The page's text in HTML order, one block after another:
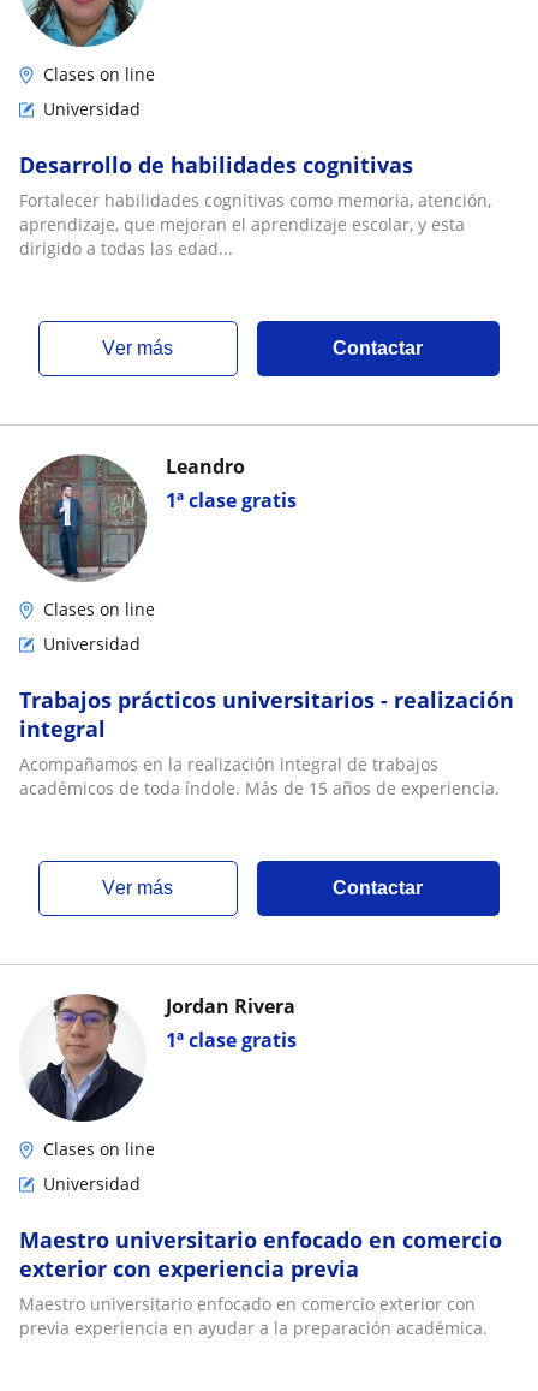
Clases on line
Universidad
Desarrollo de habilidades cognitivas
Fortalecer habilidades cognitivas como memoria, atención,
aprendizaje, que mejoran el aprendizaje escolar, y esta
dirigido a todas las edad...
ver más Contactar
1ª clase gratis
Leandro
Clases on line
Universidad
Trabajos prácticos universitarios - realización
integral
Acompañamos en la realización integral de trabajos
académicos de toda índole. Más de 15 años de experiencia.
ver más Contactar
1ª clase gratis
Jordan Rivera
Clases on line
Universidad
Maestro universitario enfocado en comercio
exterior con experiencia previa
Maestro universitario enfocado en comercio exterior con
previa experiencia en ayudar a la preparación académica.